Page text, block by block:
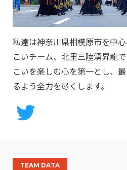
私達は神奈川県相模原市を中
こいチーム、北里三陸湧昇龍
こいを楽しむ心を第一とし、
るよう全力を尽くします。
TEAM DATA